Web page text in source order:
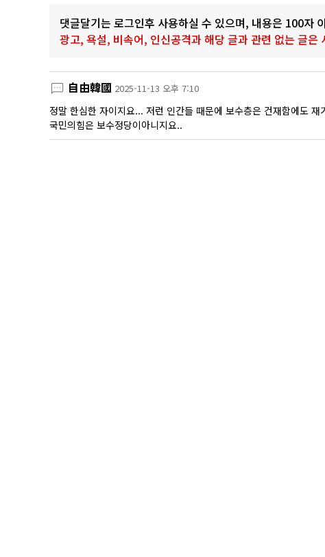
댓글달기는 로그인후 사용하실 수 있으며, 내용은 100자
광고, 욕설, 비속어, 인신공격과 해당 글과 관련 없는 글은
自由韓國 2025-11-13 오후 7:10
정말 한심한 자이지요... 저런 인간들 때문에 보수층은 건재함에도 재
국민의힘은 보수정당이아니지요..